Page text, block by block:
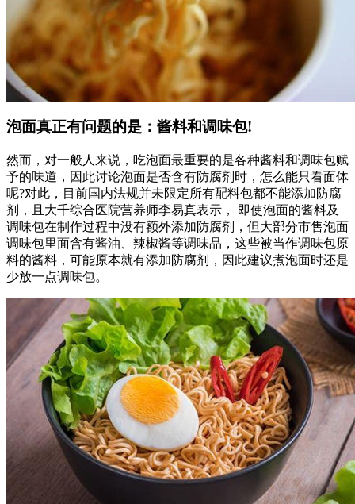
泡面真正有问题的是：酱料和调味包!
然而，对一般人来说，吃泡面最重要的是各种酱料和调味包赋
予的味道，因此讨论泡面是否含有防腐剂时，怎么能只看面体
呢?对此，目前国内法规并未限定所有配料包都不能添加防腐
剂，且大千综合医院营养师李易真表示， 即使泡面的酱料及
调味包在制作过程中没有额外添加防腐剂，但大部分市售泡面
调味包里面含有酱油、辣椒酱等调味品，这些被当作调味包原
料的酱料，可能原本就有添加防腐剂，因此建议煮泡面时还是
少放一点调味包。